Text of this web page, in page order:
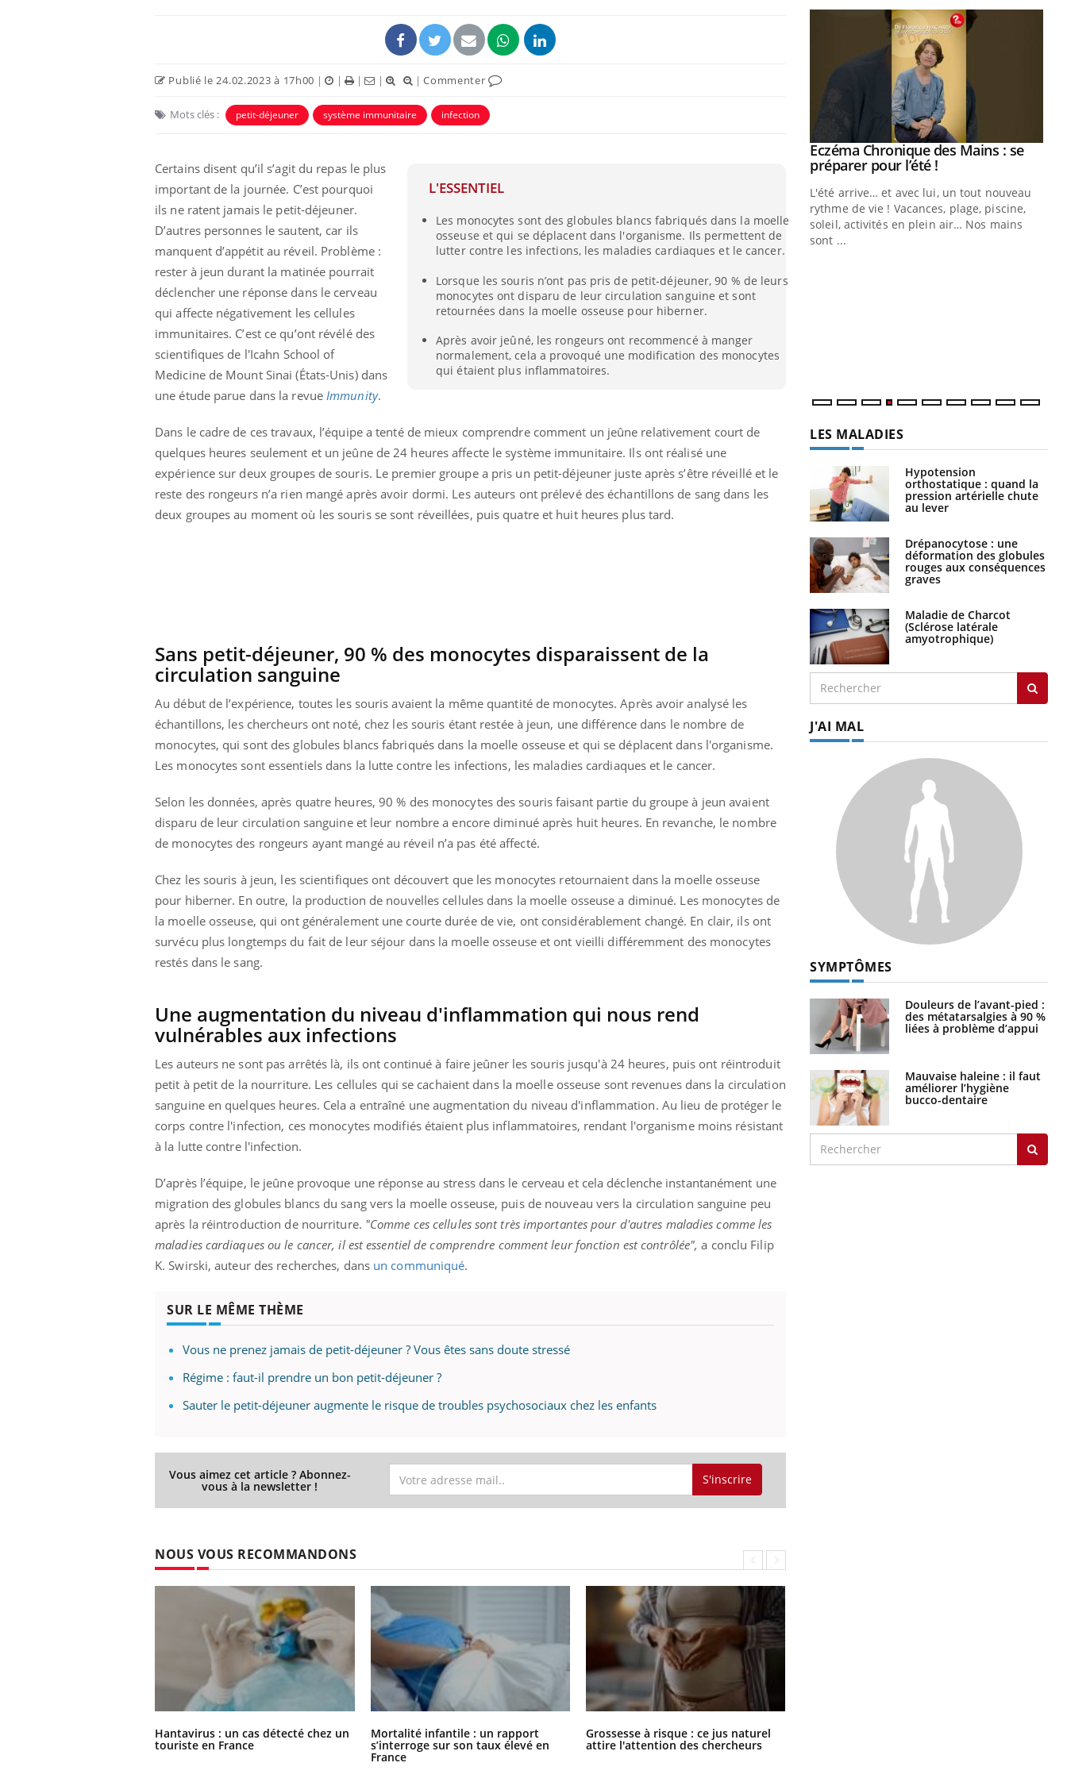
Publié le 24.02.2023 à 17h00 | | | | |Commenter
Mots clés : petit-déjeuner système immunitaire infection
L'ESSENTIEL
Les monocytes sont des globules blancs fabriqués dans la moelle
osseuse et qui se déplacent dans l'organisme. Ils permettent de
lutter contre les infections, les maladies cardiaques et le cancer.
Lorsque les souris n’ont pas pris de petit-déjeuner, 90 % de leurs
monocytes ont disparu de leur circulation sanguine et sont
retournées dans la moelle osseuse pour hiberner.
Après avoir jeûné, les rongeurs ont recommencé à manger
normalement, cela a provoqué une modification des monocytes
qui étaient plus inflammatoires.
Certains disent qu’il s’agit du repas le plus
important de la journée. C’est pourquoi
ils ne ratent jamais le petit-déjeuner.
D’autres personnes le sautent, car ils
manquent d’appétit au réveil. Problème :
rester à jeun durant la matinée pourrait
déclencher une réponse dans le cerveau
qui affecte négativement les cellules
immunitaires. C’est ce qu’ont révélé des
scientifiques de l'Icahn School of
Medicine de Mount Sinai (États-Unis) dans
une étude parue dans la revue Immunity.
Dans le cadre de ces travaux, l’équipe a tenté de mieux comprendre comment un jeûne relativement court de
quelques heures seulement et un jeûne de 24 heures affecte le système immunitaire. Ils ont réalisé une
expérience sur deux groupes de souris. Le premier groupe a pris un petit-déjeuner juste après s’être réveillé et le
reste des rongeurs n’a rien mangé après avoir dormi. Les auteurs ont prélevé des échantillons de sang dans les
deux groupes au moment où les souris se sont réveillées, puis quatre et huit heures plus tard.
Sans petit-déjeuner, 90 % des monocytes disparaissent de la
circulation sanguine
Au début de l’expérience, toutes les souris avaient la même quantité de monocytes. Après avoir analysé les
échantillons, les chercheurs ont noté, chez les souris étant restée à jeun, une différence dans le nombre de
monocytes, qui sont des globules blancs fabriqués dans la moelle osseuse et qui se déplacent dans l'organisme.
Les monocytes sont essentiels dans la lutte contre les infections, les maladies cardiaques et le cancer.
Selon les données, après quatre heures, 90 % des monocytes des souris faisant partie du groupe à jeun avaient
disparu de leur circulation sanguine et leur nombre a encore diminué après huit heures. En revanche, le nombre
de monocytes des rongeurs ayant mangé au réveil n’a pas été affecté.
Chez les souris à jeun, les scientifiques ont découvert que les monocytes retournaient dans la moelle osseuse
pour hiberner. En outre, la production de nouvelles cellules dans la moelle osseuse a diminué. Les monocytes de
la moelle osseuse, qui ont généralement une courte durée de vie, ont considérablement changé. En clair, ils ont
survécu plus longtemps du fait de leur séjour dans la moelle osseuse et ont vieilli différemment des monocytes
restés dans le sang.
Une augmentation du niveau d'inflammation qui nous rend
vulnérables aux infections
Les auteurs ne sont pas arrêtés là, ils ont continué à faire jeûner les souris jusqu'à 24 heures, puis ont réintroduit
petit à petit de la nourriture. Les cellules qui se cachaient dans la moelle osseuse sont revenues dans la circulation
sanguine en quelques heures. Cela a entraîné une augmentation du niveau d'inflammation. Au lieu de protéger le
corps contre l'infection, ces monocytes modifiés étaient plus inflammatoires, rendant l'organisme moins résistant
à la lutte contre l'infection.
D’après l’équipe, le jeûne provoque une réponse au stress dans le cerveau et cela déclenche instantanément une
migration des globules blancs du sang vers la moelle osseuse, puis de nouveau vers la circulation sanguine peu
après la réintroduction de nourriture. "Comme ces cellules sont très importantes pour d'autres maladies comme les
maladies cardiaques ou le cancer, il est essentiel de comprendre comment leur fonction est contrôlée", a conclu Filip
K. Swirski, auteur des recherches, dans un communiqué.
SUR LE MÊME THÈME
Vous ne prenez jamais de petit-déjeuner ? Vous êtes sans doute stressé
Régime : faut-il prendre un bon petit-déjeuner ?
Sauter le petit-déjeuner augmente le risque de troubles psychosociaux chez les enfants
Vous aimez cet article ? Abonnez-
vous à la newsletter ! S'inscrire
NOUS VOUS RECOMMANDONS
Hantavirus : un cas détecté chez un
touriste en France
Mortalité infantile : un rapport
s’interroge sur son taux élevé en
France
Grossesse à risque : ce jus naturel
attire l'attention des chercheurs
Youtube
Fatigue, irritabilité, brouillard mental ou
même alopécie… Les symptômes de la
carence en fer sont multiples ce qui la rend
osait en parler??
En 2026, l'insuline dans le diabète de type 2
reste entourée d'idées reçues chez les
patients comme parfois chez les soignants.
Youtube
Eczéma Chronique des Mains : se
préparer pour l’été !Youtube
L'été arrive… et avec lui, un tout nouveau
rythme de vie ! Vacances, plage, piscine,
soleil, activités en plein air… Nos mains
sont ...
LES MALADIES
Hypotension
orthostatique : quand la
pression artérielle chute
au lever
Drépanocytose : une
déformation des globules
rouges aux conséquences
graves
Maladie de Charcot
(Sclérose latérale
amyotrophique)
J'AI MAL
SYMPTÔMES
Douleurs de l’avant-pied :
des métatarsalgies à 90 %
liées à problème d’appui
Mauvaise haleine : il faut
améliorer l’hygiène
bucco-dentaire